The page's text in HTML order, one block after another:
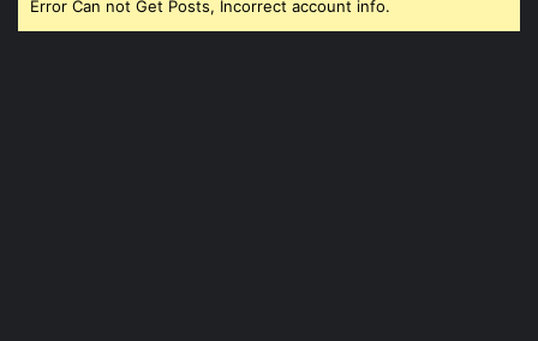
Error Can not Get Posts, Incorrect account info.